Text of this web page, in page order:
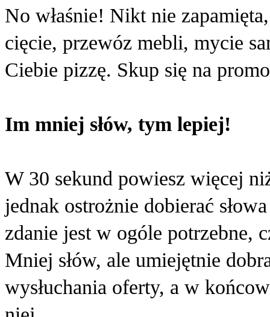
No właśnie! Nikt nie
cięcie, przewóz mebli, mycie
Ciebie pizzę. Skup się na
Im mniej słów, tym lepiej!
W 30 sekund powiesz więcej
jednak ostrożnie dobierać
zdanie jest w ogóle potrzebne,
Mniej słów, ale umiejętnie
wysłuchania oferty, a w